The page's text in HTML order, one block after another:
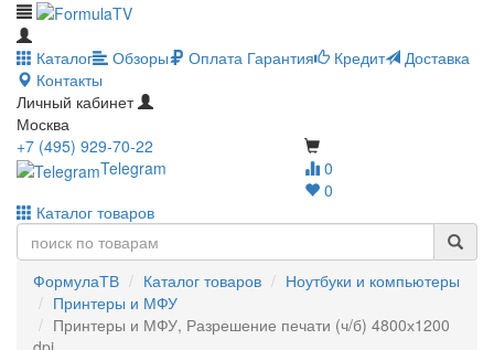
Каталог Обзоры Оплата Гарантия Кредит
Доставка
Контакты
Личный кабинет
Москва
0
0
+7 (495) 929-70-22
Telegram
Каталог товаров
ФормулаТВ Каталог товаров
Ноутбуки и компьютеры
Принтеры и МФУ
Принтеры и МФУ, Разрешение печати (ч/б) 4800х1200